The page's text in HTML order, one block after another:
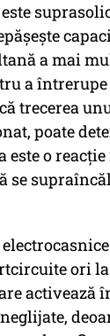
a mai
a
trecerea
poate
o
ori
activează